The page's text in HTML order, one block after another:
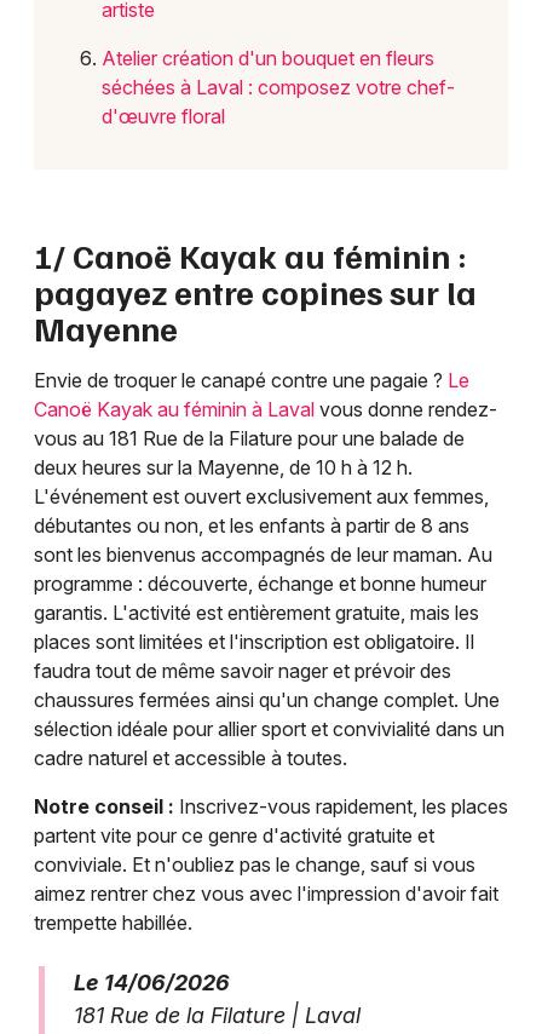
artiste
Atelier création d'un bouquet en fleurs
séchées à Laval : composez votre chef-
d'œuvre floral
1/ Canoë Kayak au féminin :
pagayez entre copines sur la
Mayenne
Envie de troquer le canapé contre une pagaie ? Le
Canoë Kayak au féminin à Laval vous donne rendez-
vous au 181 Rue de la Filature pour une balade de
deux heures sur la Mayenne, de 10 h à 12 h.
L'événement est ouvert exclusivement aux femmes,
débutantes ou non, et les enfants à partir de 8 ans
sont les bienvenus accompagnés de leur maman. Au
programme : découverte, échange et bonne humeur
garantis. L'activité est entièrement gratuite, mais les
places sont limitées et l'inscription est obligatoire. Il
faudra tout de même savoir nager et prévoir des
chaussures fermées ainsi qu'un change complet. Une
sélection idéale pour allier sport et convivialité dans un
cadre naturel et accessible à toutes.
Notre conseil : Inscrivez-vous rapidement, les places
partent vite pour ce genre d'activité gratuite et
conviviale. Et n'oubliez pas le change, sauf si vous
aimez rentrer chez vous avec l'impression d'avoir fait
trempette habillée.
Le 14/06/2026
181 Rue de la Filature | Laval